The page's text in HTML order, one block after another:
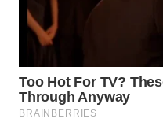
conscientemente.